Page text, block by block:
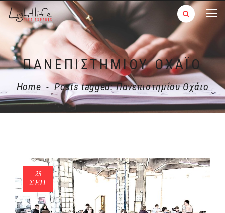
ΠΑΝΕΠΙΣΤΗΜΊΟΥ ΟΧΆΙΟ
Home - Posts tagged: Πανεπιστημίου Οχάιο
25
ΣΕΠ